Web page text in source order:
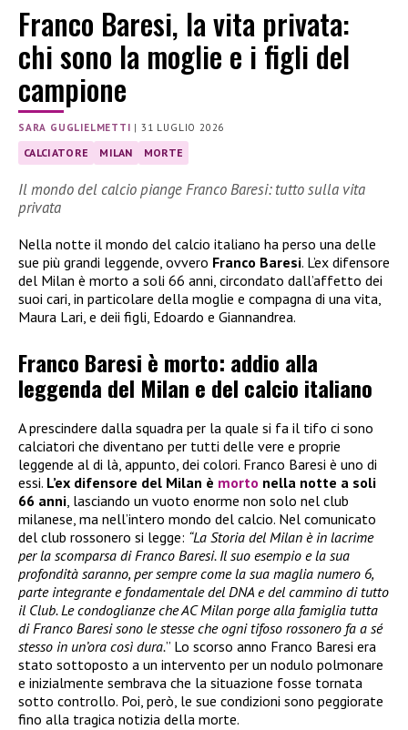
Franco Baresi, la vita privata:
chi sono la moglie e i figli del
campione
SARA GUGLIELMETTI |31 LUGLIO 2026
CALCIATORE MILAN MORTE
Il mondo del calcio piange Franco Baresi: tutto sulla vita
privata
Nella notte il mondo del calcio italiano ha perso una delle
sue più grandi leggende, ovvero Franco Baresi. L’ex difensore
del Milan è morto a soli 66 anni, circondato dall’affetto dei
suoi cari, in particolare della moglie e compagna di una vita,
Maura Lari, e deii figli, Edoardo e Giannandrea.
Franco Baresi è morto: addio alla
leggenda del Milan e del calcio italiano
A prescindere dalla squadra per la quale si fa il tifo ci sono
calciatori che diventano per tutti delle vere e proprie
leggende al di là, appunto, dei colori. Franco Baresi è uno di
essi. L’ex difensore del Milan è morto nella notte a soli
66 anni, lasciando un vuoto enorme non solo nel club
milanese, ma nell’intero mondo del calcio. Nel comunicato
del club rossonero si legge: “La Storia del Milan è in lacrime
per la scomparsa di Franco Baresi. Il suo esempio e la sua
profondità saranno, per sempre come la sua maglia numero 6,
parte integrante e fondamentale del DNA e del cammino di tutto
il Club. Le condoglianze che AC Milan porge alla famiglia tutta
di Franco Baresi sono le stesse che ogni tifoso rossonero fa a sé
stesso in un’ora così dura.” Lo scorso anno Franco Baresi era
stato sottoposto a un intervento per un nodulo polmonare
e inizialmente sembrava che la situazione fosse tornata
sotto controllo. Poi, però, le sue condizioni sono peggiorate
fino alla tragica notizia della morte.